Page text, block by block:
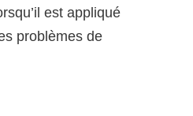
est appliqué
problèmes de